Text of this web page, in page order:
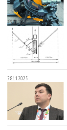
23.03.2026
28.11.2025